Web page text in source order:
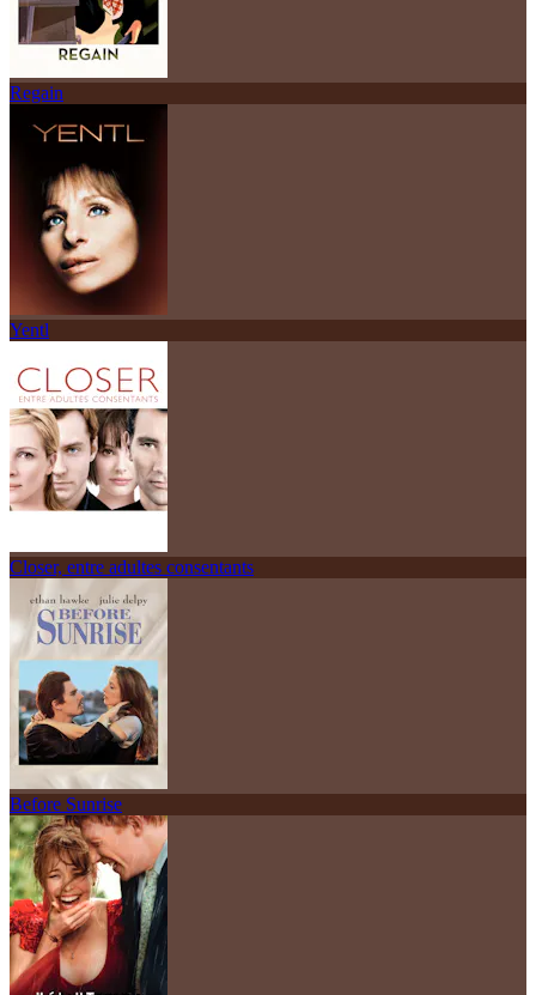
Regain
Yentl
Closer, entre adultes consentants
Before Sunrise